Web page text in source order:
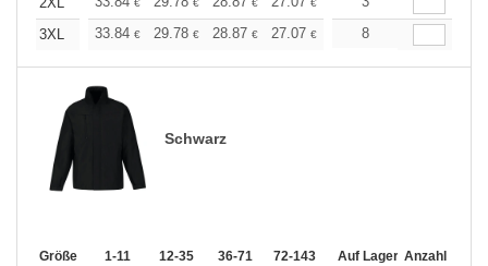
€ € € €
3XL
33.84 € 29.78 € 28.87 € 27.07 € 25.72
8
Schwarz
Größe 1-11 12-35 36-71 72-143 144-287 288 +
Auf Lager Anzahl